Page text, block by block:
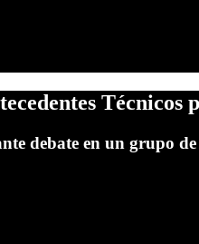
Técnicos
debate en un grupo